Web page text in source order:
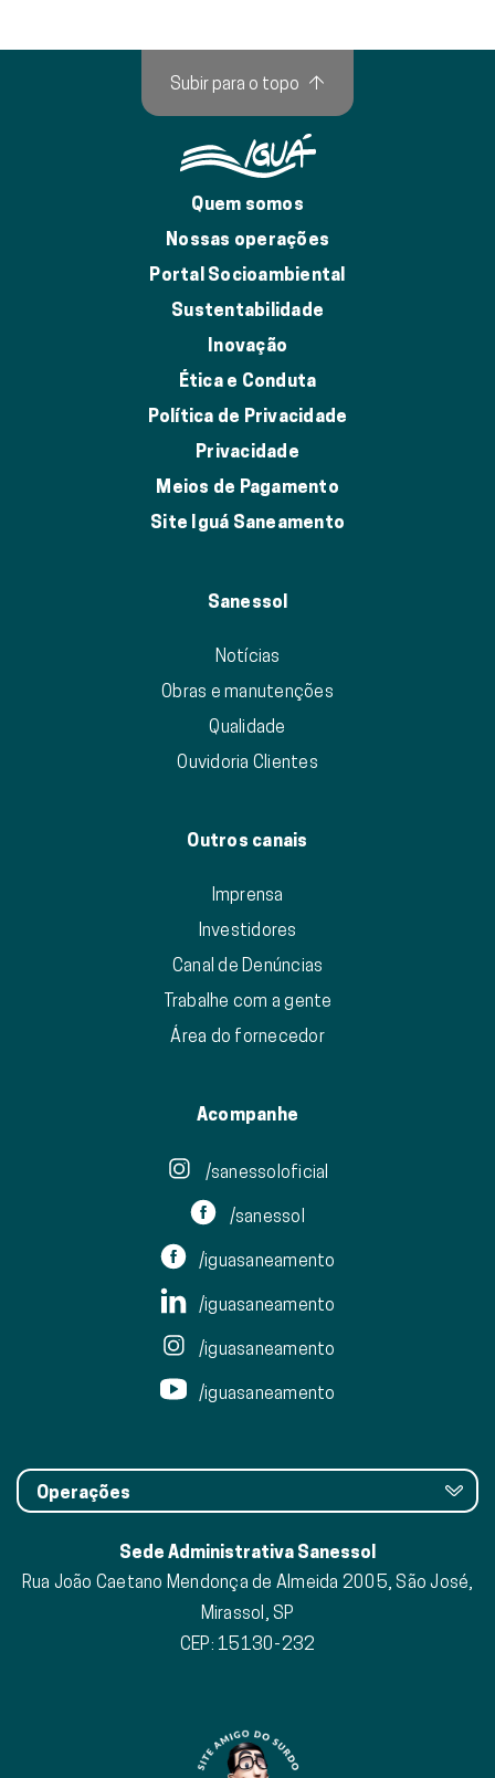
Quem somos
Nossas operações
Portal Socioambiental
Sustentabilidade
Inovação
Ética e Conduta
Política de Privacidade
Privacidade
Meios de Pagamento
Site Iguá Saneamento
Sanessol
Notícias
Obras e manutenções
Qualidade
Ouvidoria Clientes
Outros canais
Imprensa
Investidores
Canal de Denúncias
Trabalhe com a gente
Área do fornecedor
Acompanhe
/sanessoloficial
/sanessol
/iguasaneamento
/iguasaneamento
/iguasaneamento
/iguasaneamento
Operações
Sede Administrativa Sanessol
Rua João Caetano Mendonça de Almeida 2005, São José,
Mirassol, SP
CEP: 15130-232
Subir para o topo ↑